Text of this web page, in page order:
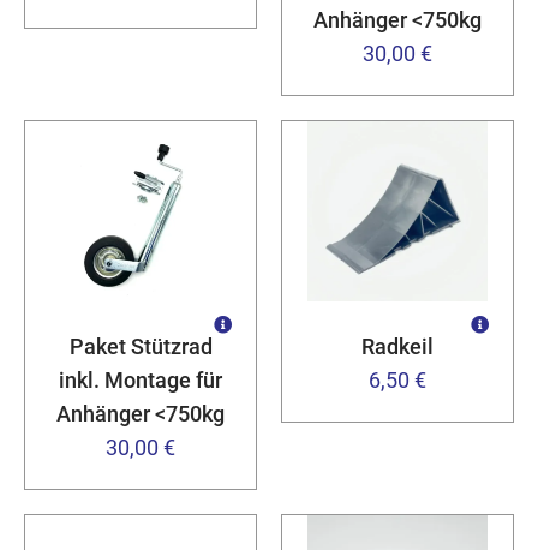
Anhänger <750kg
30,00 €
Paket Stützrad
inkl. Montage für
Anhänger <750kg
30,00 €
Radkeil
6,50 €